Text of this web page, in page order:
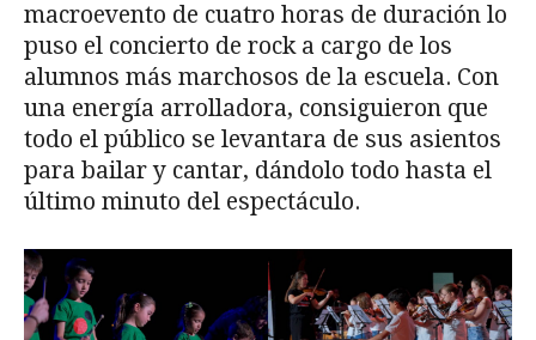
macroevento de cuatro horas de duración lo
puso el concierto de rock a cargo de los
alumnos más marchosos de la escuela. Con
una energía arrolladora, consiguieron que
todo el público se levantara de sus asientos
para bailar y cantar, dándolo todo hasta el
último minuto del espectáculo.